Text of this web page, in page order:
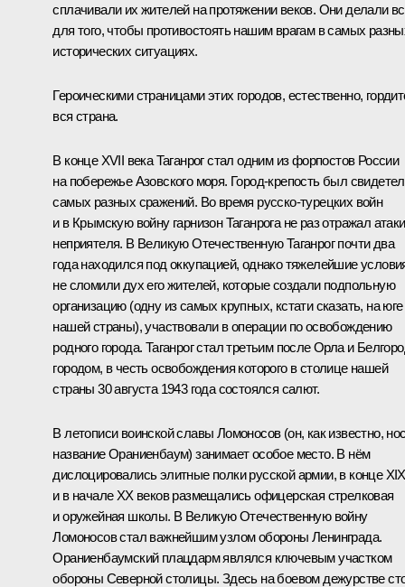
сплачивали их жителей на протяжении веков. Они делали
для того, чтобы противостоять нашим врагам в самых
исторических ситуациях.
Героическими страницами этих городов, естественно,
вся страна.
В конце XVII века Таганрог стал одним из форпостов России
на побережье Азовского моря. Город-крепость был
самых разных сражений. Во время русско-турецких войн
и в Крымскую войну гарнизон Таганрога не раз отражал атаки
неприятеля. В Великую Отечественную Таганрог почти два
года находился под оккупацией, однако тяжелейшие
не сломили дух его жителей, которые создали подпольную
организацию (одну из самых крупных, кстати сказать, на юге
нашей страны), участвовали в операции по освобождению
родного города. Таганрог стал третьим после Орла и
городом, в честь освобождения которого в столице нашей
страны 30 августа 1943 года состоялся салют.
В летописи воинской славы Ломоносов (он, как известно,
название Ораниенбаум) занимает особое место. В нём
дислоцировались элитные полки русской армии, в конце XIX
и в начале XX веков размещались офицерская стрелковая
и оружейная школы. В Великую Отечественную войну
Ломоносов стал важнейшим узлом обороны Ленинграда.
Ораниенбаумский плацдарм являлся ключевым участком
обороны Северной столицы. Здесь на боевом дежурстве